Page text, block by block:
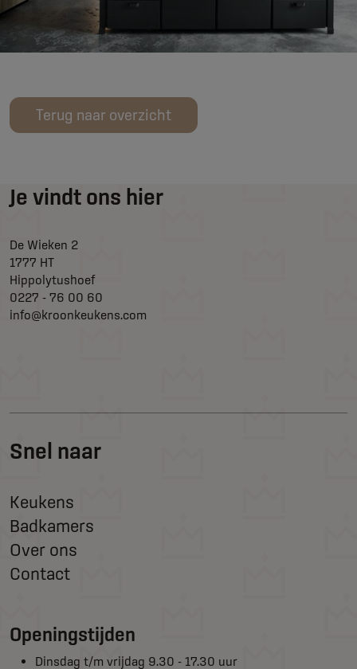
Terug naar overzicht
Snel naar
Keukens
Badkamers
Over ons
Contact
Je vindt ons hier
De Wieken 2
1777 HT
Hippolytushoef
0227 - 76 00 60
info@kroonkeukens.com
Openingstijden
Dinsdag t/m vrijdag 9.30 - 17.30 uur